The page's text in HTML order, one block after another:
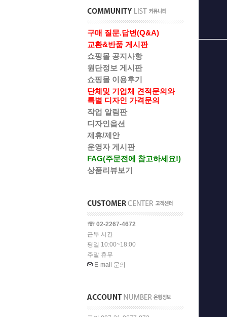
구매 질문.답변(Q&A)
교환&반품 게시판
쇼핑몰 공지사항
원단정보 게시판
쇼핑몰 이용후기
단체및 기업체 견적문의와
특별 디자인 가격문의
작업 알림판
디자인옵션
제휴/제안
운영자 게시판
FAG(주문전에 참고하세요!)
상품리뷰보기
☏ 02-2267-4672
근무 시간
평일 10:00~18:00
주말 휴무
E-mail 문의